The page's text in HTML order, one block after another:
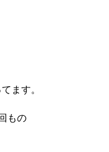
ます。
もの